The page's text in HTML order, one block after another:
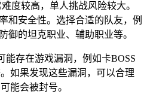
度较高，单人挑战风险较大。
和安全性。选择合适的队友，例
御的坦克职业、辅助职业等。
能存在游戏漏洞，例如卡BOSS
如果发现这些漏洞，可以合理
能会被封号。